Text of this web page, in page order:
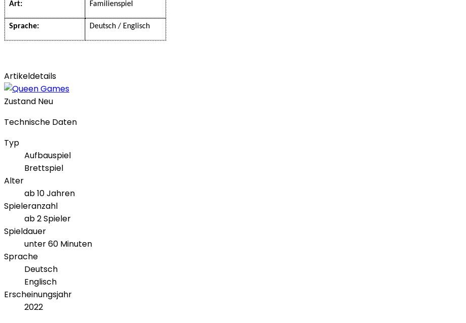
Art: Familienspiel
Sprache: Deutsch / Englisch
Artikeldetails
Zustand Neu
Technische Daten
Typ
Aufbauspiel
Brettspiel
Alter
ab 10 Jahren
Spieleranzahl
ab 2 Spieler
Spieldauer
unter 60 Minuten
Sprache
Deutsch
Englisch
Erscheinungsjahr
2022